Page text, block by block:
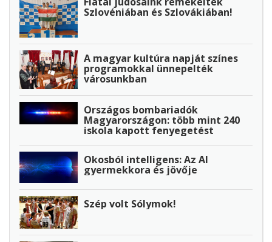
Szlovéniában és Szlovákiában!
A magyar kultúra napját színes
programokkal ünnepelték
városunkban
Országos bombariadók
Magyarországon: több mint 240
iskola kapott fenyegetést
Okosból intelligens: Az AI
gyermekkora és jövője
Szép volt Sólymok!